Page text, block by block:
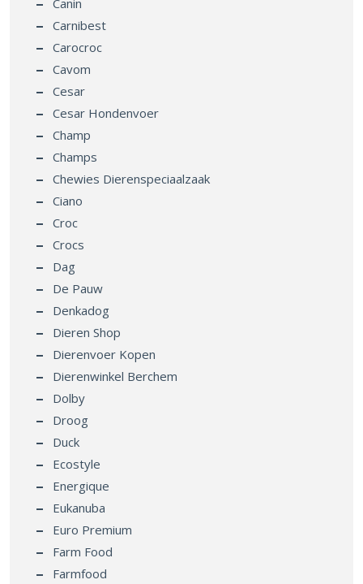
Canin
Carnibest
Carocroc
Cavom
Cesar
Cesar Hondenvoer
Champ
Champs
Chewies Dierenspeciaalzaak
Ciano
Croc
Crocs
Dag
De Pauw
Denkadog
Dieren Shop
Dierenvoer Kopen
Dierenwinkel Berchem
Dolby
Droog
Duck
Ecostyle
Energique
Eukanuba
Euro Premium
Farm Food
Farmfood